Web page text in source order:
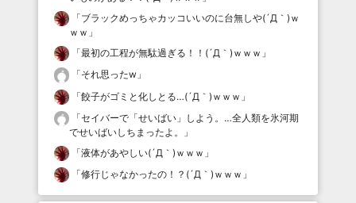
「ブラックめっちゃカッコいいのに台無しや(´Д｀)ｗ
ｗｗ 」
「最初の工程が無駄過ぎる！！(´Д｀)ｗｗｗ 」
「それ思ったw 」
「餃子がゴミと化しとる…(´Д｀)ｗｗｗ 」
「セイバーで「せいばい」しよう。…全人類を氷河期
でせいばいしちまったよ。
」
「液体があやしい(´Д｀)ｗｗｗ 」
「修行じゃなかったの！？(´Д｀)ｗｗｗ 」